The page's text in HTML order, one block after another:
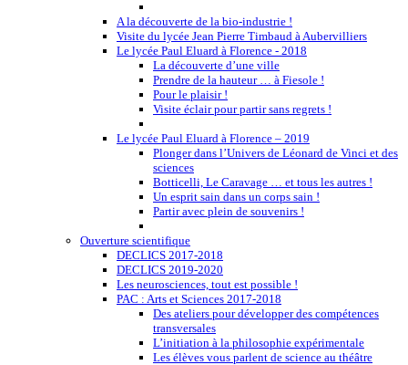
A la découverte de la bio-industrie !
Visite du lycée Jean Pierre Timbaud à Aubervilliers
Le lycée Paul Eluard à Florence - 2018
La découverte d’une ville
Prendre de la hauteur … à Fiesole !
Pour le plaisir !
Visite éclair pour partir sans regrets !
Le lycée Paul Eluard à Florence – 2019
Plonger dans l’Univers de Léonard de Vinci et des
sciences
Botticelli, Le Caravage … et tous les autres !
Un esprit sain dans un corps sain !
Partir avec plein de souvenirs !
Ouverture scientifique
DECLICS 2017-2018
DECLICS 2019-2020
Les neurosciences, tout est possible !
PAC : Arts et Sciences 2017-2018
Des ateliers pour développer des compétences
transversales
L’initiation à la philosophie expérimentale
Les élèves vous parlent de science au théâtre